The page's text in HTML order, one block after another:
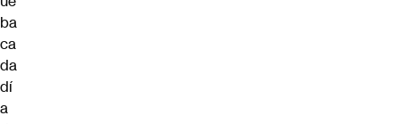
ba
ca
da
dí
a